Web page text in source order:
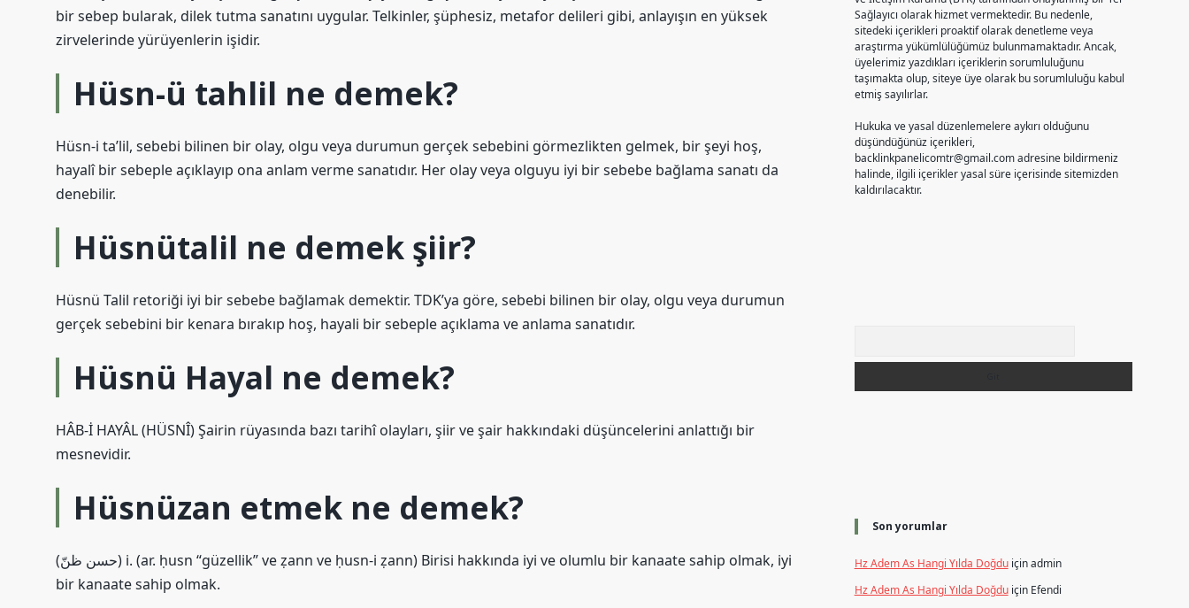
bir sebep bularak, dilek tutma sanatını uygular. Telkinler, şüphesiz, metafor delileri gibi, anlayışın en yüksek
zirvelerinde yürüyenlerin işidir.
Hüsn-ü tahlil ne demek?
Hüsn-i ta’lil, sebebi bilinen bir olay, olgu veya durumun gerçek sebebini görmezlikten gelmek, bir şeyi hoş,
hayalî bir sebeple açıklayıp ona anlam verme sanatıdır. Her olay veya olguyu iyi bir sebebe bağlama sanatı da
denebilir.
Hüsnütalil ne demek şiir?
Hüsnü Talil retoriği iyi bir sebebe bağlamak demektir. TDK’ya göre, sebebi bilinen bir olay, olgu veya durumun
gerçek sebebini bir kenara bırakıp hoş, hayali bir sebeple açıklama ve anlama sanatıdır.
Hüsnü Hayal ne demek?
HÂB-İ HAYÂL (HÜSNÎ) Şairin rüyasında bazı tarihî olayları, şiir ve şair hakkındaki düşüncelerini anlattığı bir
mesnevidir.
Hüsnüzan etmek ne demek?
(ﺣﺴﻦ ﻇﻦّ) i. (ar. ḥusn “güzellik” ve ẓann ve ḥusn-i ẓann) Birisi hakkında iyi ve olumlu bir kanaate sahip olmak, iyi
bir kanaate sahip olmak.
Sağlayıcı olarak hizmet vermektedir. Bu nedenle,
sitedeki içerikleri proaktif olarak denetleme veya
araştırma yükümlülüğümüz bulunmamaktadır. Ancak,
üyelerimiz yazdıkları içeriklerin sorumluluğunu
taşımakta olup, siteye üye olarak bu sorumluluğu kabul
etmiş sayılırlar.
Hukuka ve yasal düzenlemelere aykırı olduğunu
düşündüğünüz içerikleri,
backlinkpanelicomtr@gmail.comadresine bildirmeniz
halinde, ilgili içerikler yasal süre içerisinde sitemizden
kaldırılacaktır.
Son yorumlar
Hz Adem As Hangi Yılda Doğduiçinadmin
Hz Adem As Hangi Yılda Doğduiçin Efendi